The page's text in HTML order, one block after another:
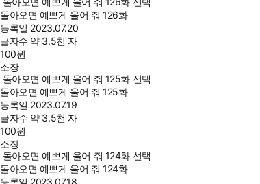
돌아오면 예쁘게 울어 줘 126화
등록일 2023.07.20
글자수 약 3.5천 자
100원
소장
돌아오면 예쁘게 울어 줘 125화 선택
돌아오면 예쁘게 울어 줘 125화
등록일 2023.07.19
글자수 약 3.5천 자
100원
소장
돌아오면 예쁘게 울어 줘 124화 선택
돌아오면 예쁘게 울어 줘 124화